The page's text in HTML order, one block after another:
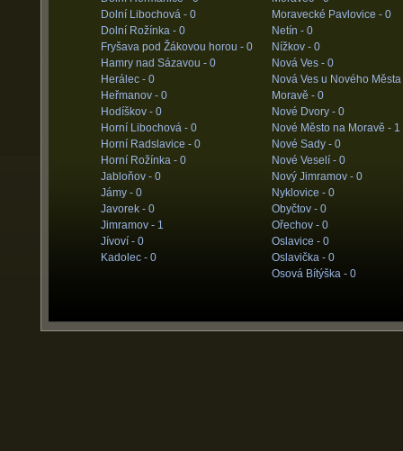
Dolní Libochová - 0
Dolní Rožínka - 0
Fryšava pod Žákovou horou - 0
Hamry nad Sázavou - 0
Herálec - 0
Heřmanov - 0
Hodíškov - 0
Horní Libochová - 0
Horní Radslavice - 0
Horní Rožínka - 0
Jabloňov - 0
Jámy - 0
Javorek - 0
Jimramov - 1
Jívoví - 0
Kadolec - 0
Moravecké Pavlovice - 0
Netín - 0
Nížkov - 0
Nová Ves - 0
Nová Ves u Nového
Moravě - 0
Nové Dvory - 0
Nové Město na Moravě - 1
Nové Sady - 0
Nové Veselí - 0
Nový Jimramov - 0
Nyklovice - 0
Obyčtov - 0
Ořechov - 0
Oslavice - 0
Oslavička - 0
Osová Bítýška - 0